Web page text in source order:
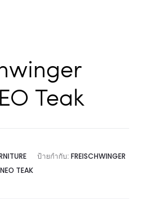
Teak
ป้ายกำกับ: FREISCHWINGER
TEAK